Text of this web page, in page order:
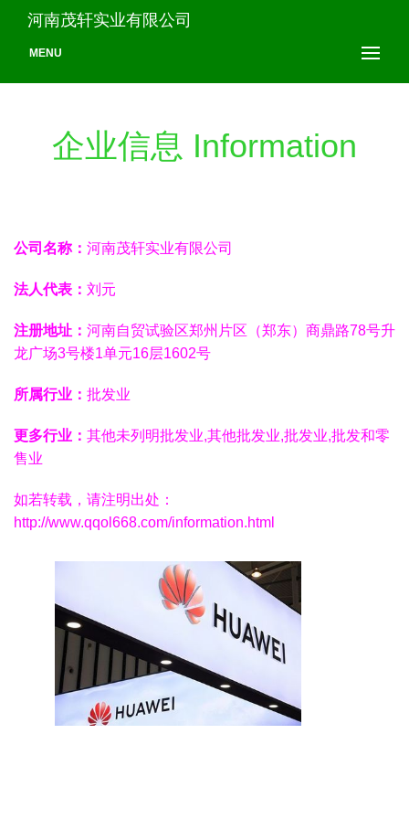
河南茂轩实业有限公司
MENU
企业信息 Information
公司名称： 河南茂轩实业有限公司
法人代表： 刘元
注册地址： 河南自贸试验区郑州片区（郑东）商鼎路78号升
龙广场3号楼1单元16层1602号
所属行业： 批发业
更多行业： 其他未列明批发业,其他批发业,批发业,批发和零
售业
如若转载，请注明出处：
http://www.qqol668.com/information.html